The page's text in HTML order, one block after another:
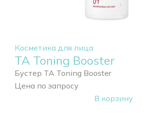
Косметика для лица
TA Toning Booster
Бустер TA Toning Booster
Цена по запросу
В корзину